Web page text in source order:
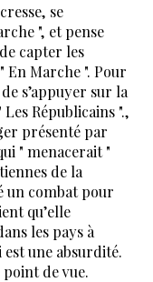
se
", et pense
capter les
En Marche ". Pour
s’appuyer sur la
Républicains ".,
présenté par
" menacerait "
de la
un combat pour
qu’elle
les pays à
une absurdité.
point de vue.